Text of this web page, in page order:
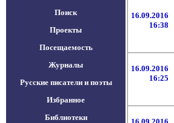
Поиск
Проекты
Посещаемость
Журналы
Русские писатели и поэты
Избранное
Библиотеки
16.09.2016
16:38
16.09.2016
16:25